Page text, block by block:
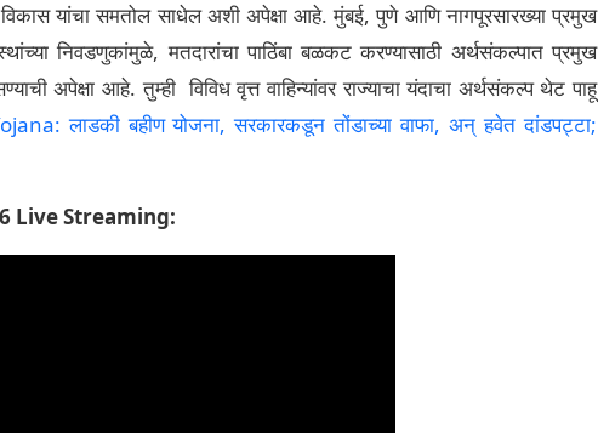
यांचा समतोल साधेल अशी अपेक्षा आहे. मुंबई, पुणे आणि नागपूरसारख्या प्रमुख
निवडणुकांमुळे, मतदारांचा पाठिंबा बळकट करण्यासाठी अर्थसंकल्पात प्रमुख
अपेक्षा आहे. तुम्ही विविध वृत्त वाहिन्यांवर राज्याचा यंदाचा अर्थसंकल्प थेट पाहू
लाडकी बहीण योजना, सरकारकडून तोंडाच्या वाफा, अन् हवेत दांडपट्टा;
Live Streaming: